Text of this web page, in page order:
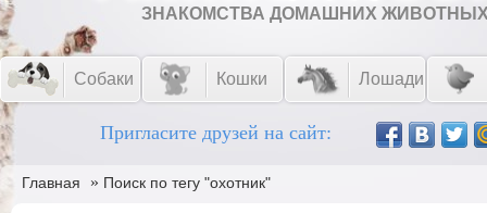
ЗНАКОМСТВА ДОМАШНИХ
Собаки Кошки Лошади
Пригласите друзей на сайт:
Главная » Поиск по тегу "охотник"